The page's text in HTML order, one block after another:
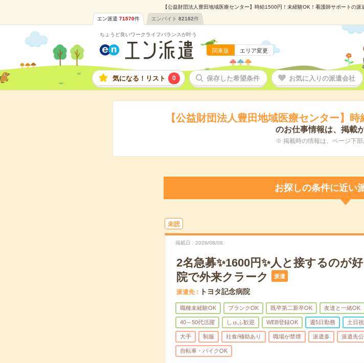
【公益財団法人豊田地域医療センター】時給1500円！未経験OK！看護師サポートの
エン派遣 71570件 エンバイト 82182件
ちょうど良いワークライフバランスが叶う
関東版 エリア変更
気になる！リスト 0 保存した希望条件 お気に入りの派遣会社
【公益財団法人豊田地域医療センター】
のお仕事情報は、掲載
※ 掲載時の情報は、ページ下部
お探しの条件に近い
未読
掲載日 2026/08/08
2名急募✨1600円✨人と接するのが
院で外来クラーク
派遣
派遣先 トヨタ記念病院
職種未経験OK ブランクOK 既卒第二新卒OK 友達と一緒OK
40～50代活躍 しゅふ歓迎 WEB登録OK 週5日勤務 土日
大手 制服 社食/補助あり 職場が禁煙 派遣多 派遣先
自転車・バイクOK